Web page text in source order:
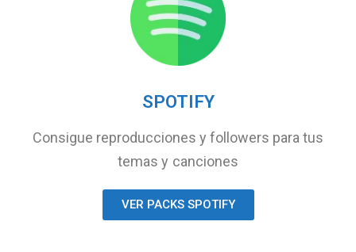
SPOTIFY
Consigue reproducciones y followers para tus
temas y canciones
VER PACKS SPOTIFY